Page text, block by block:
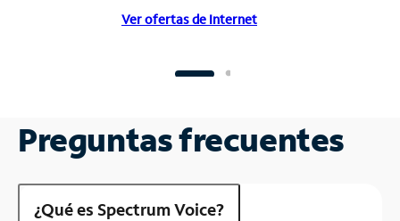
Ver ofertas de Internet
Preguntas frecuentes
¿Qué es Spectrum Voice?